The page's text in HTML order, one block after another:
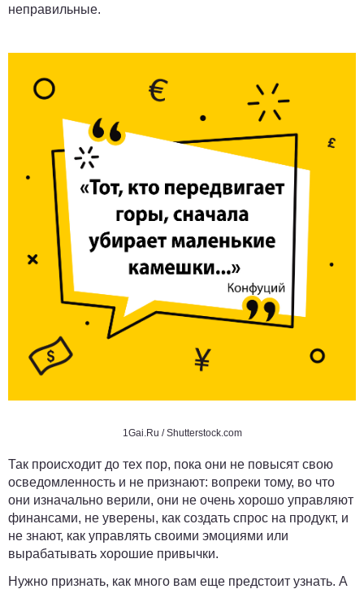
неправильные.
1Gai.Ru / Shutterstock.com
Так происходит до тех пор, пока они не повысят свою
осведомленность и не признают: вопреки тому, во что
они изначально верили, они не очень хорошо управляют
финансами, не уверены, как создать спрос на продукт, и
не знают, как управлять своими эмоциями или
вырабатывать хорошие привычки.
Нужно признать, как много вам еще предстоит узнать. А